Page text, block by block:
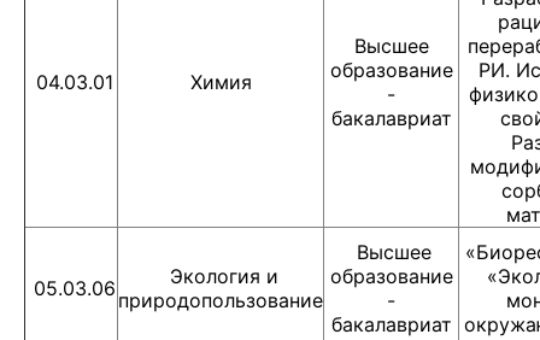
04.03.01 Химия
Высшее
образование
-
бакалавриат
РИ.
05.03.06
Экология и
природопользование
Высшее
образование
-
бакалавриат